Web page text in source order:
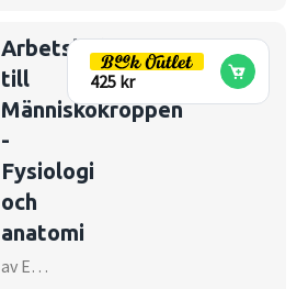
Arbetsbok
till
Människokroppen
-
Fysiologi
och
anatomi
av Egil Haug, Jan G Bjålie, Olav Sand, Øysten V Sjaastad, Kari C Toverud
425 kr